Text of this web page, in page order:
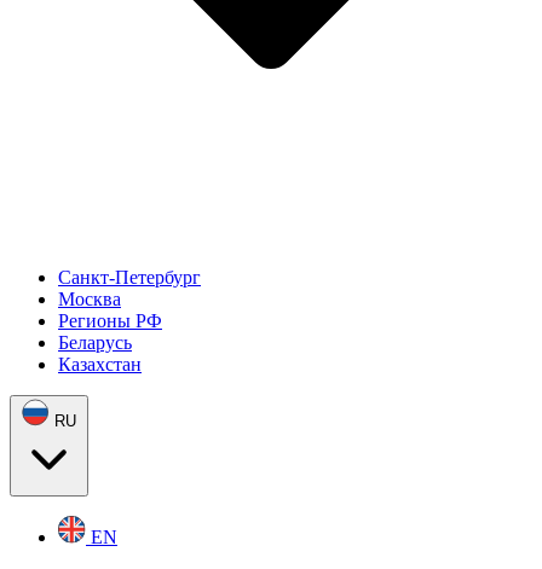
Санкт-Петербург
Москва
Регионы РФ
Беларусь
Казахстан
RU
EN